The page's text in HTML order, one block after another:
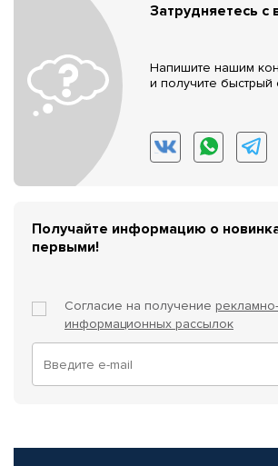
Затрудняетесь с
Напишите нашим
и получите быстрый
Получайте информацию о
первыми!
Согласие на получение рекламно-
информационных рассылок